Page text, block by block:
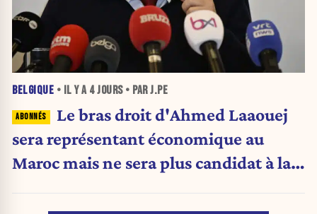
BELGIQUE • IL Y A 4 JOURS• PAR J.PE
Le bras droit d'Ahmed Laaouej
sera représentant économique au
Maroc mais ne sera plus candidat à la